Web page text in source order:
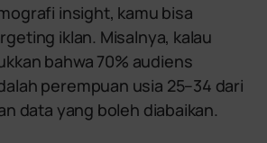
insight, kamu bisa
iklan. Misalnya, kalau
bahwa 70% audiens
perempuan usia 25–34 dari
data yang boleh diabaikan.